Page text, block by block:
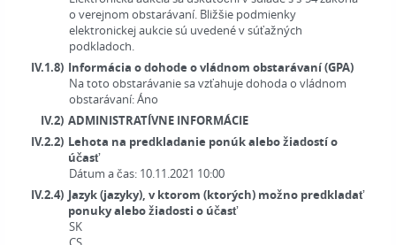
o verejnom obstarávaní. Bližšie podmienky
elektronickej aukcie sú uvedené v súťažných
podkladoch.
IV.1.8) Informácia o dohode o vládnom obstarávaní (GPA)
Na toto obstarávanie sa vzťahuje dohoda o vládnom
obstarávaní:Áno
IV.2) ADMINISTRATÍVNE INFORMÁCIE
IV.2.2) Lehota na predkladanie ponúk alebo žiadostí o
účasť
Dátum a čas: 10.11.2021 10:00
IV.2.4) Jazyk (jazyky), v ktorom (ktorých) možno predkladať
ponuky alebo žiadosti o účasť
SK